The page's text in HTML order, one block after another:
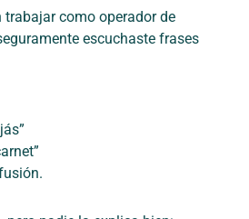
trabajar como operador de
escuchaste frases
”